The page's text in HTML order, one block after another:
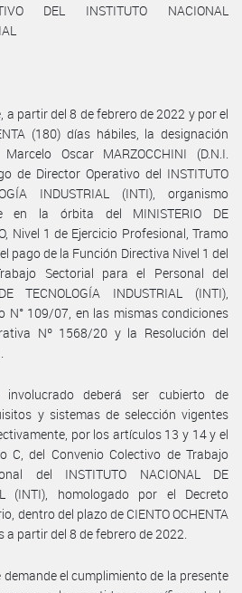
DEL INSTITUTO NACIONAL
a partir del 8 de febrero de 2022 y por el
(180) días hábiles, la designación
Oscar MARZOCCHINI (D.N.I.
de Director Operativo del INSTITUTO
INDUSTRIAL (INTI), organismo
en la órbita del MINISTERIO DE
Nivel 1 de Ejercicio Profesional, Tramo
pago de la Función Directiva Nivel 1 del
Sectorial para el Personal del
TECNOLOGÍA INDUSTRIAL (INTI),
N° 109/07, en las mismas condiciones
Nº 1568/20 y la Resolución del
involucrado deberá ser cubierto de
y sistemas de selección vigentes
por los artículos 13 y 14 y el
C, del Convenio Colectivo de Trabajo
del INSTITUTO NACIONAL DE
(INTI), homologado por el Decreto
dentro del plazo de CIENTO OCHENTA
partir del 8 de febrero de 2022.
demande el cumplimiento de la presente